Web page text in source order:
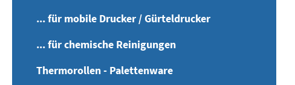
... für mobile Drucker / Gürteldrucker
... für chemische Reinigungen
Thermorollen - Palettenware